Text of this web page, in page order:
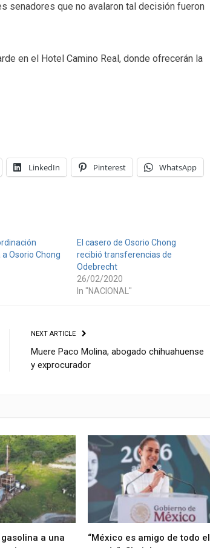
senadores que no avalaron tal decisión fueron
en el Hotel Camino Real, donde ofrecerán la
LinkedIn Pinterest WhatsApp
Osorio Chong
El casero de Osorio Chong
recibió transferencias de
Odebrecht
26/02/2020
In "NACIONAL"
NEXT ARTICLE
Muere Paco Molina, abogado chihuahuense
y exprocurador
a una
“México es amigo de todo el